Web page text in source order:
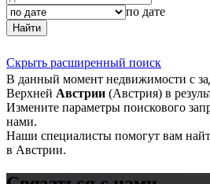
по дате
Найти
Скрыть расширенный поиск
В данный момент недвижимости с
Верхней Австрии (Австрия) в
Измените параметры поискового
нами.
Наши специалисты помогут вам
в Австрии.